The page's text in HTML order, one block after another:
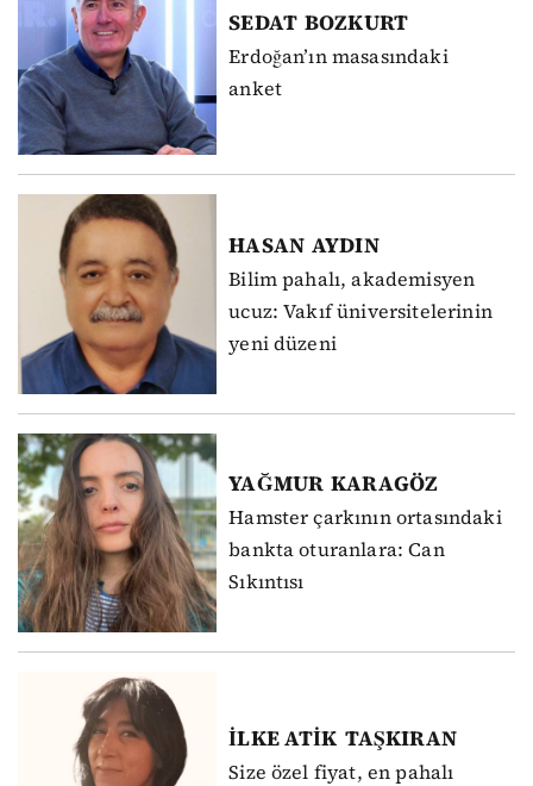
SEDAT BOZKURT
Erdoğan’ın masasındaki
anket
HASAN AYDIN
Bilim pahalı, akademisyen
ucuz: Vakıf üniversitelerinin
yeni düzeni
YAĞMUR KARAGÖZ
Hamster çarkının ortasındaki
bankta oturanlara: Can
Sıkıntısı
İLKE ATİK TAŞKIRAN
Size özel fiyat, en pahalı